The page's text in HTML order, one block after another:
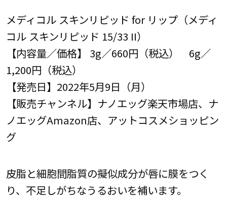
メディコル スキンリピッド for リップ（メディ
コル スキンリピッド 15/33 II）
【内容量／価格】 3g／660円（税込） 6g／
1,200円（税込）
【発売日】2022年5月9日（月）
【販売チャンネル】ナノエッグ楽天市場店、ナ
ノエッグAmazon店、アットコスメショッピン
グ
皮脂と細胞間脂質の擬似成分が唇に膜をつく
り、不足しがちなうるおいを補います。